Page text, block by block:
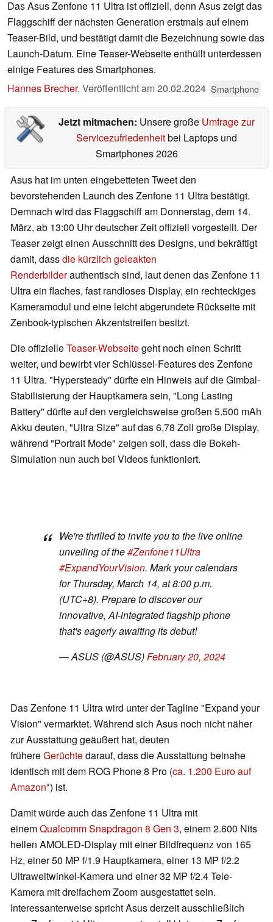
Das Asus Zenfone 11 Ultra ist offiziell, denn Asus zeigt das
Flaggschiff der nächsten Generation erstmals auf einem
Teaser-Bild, und bestätigt damit die Bezeichnung sowie das
Launch-Datum. Eine Teaser-Webseite enthüllt unterdessen
einige Features des Smartphones.
Hannes Brecher, Veröffentlicht am20.02.2024 Smartphone
Jetzt mitmachen: Unsere große Umfrage zur
Servicezufriedenheitbei Laptops und
Smartphones 2026
Asus hat im unten eingebetteten Tweet den
bevorstehenden Launch des Zenfone 11 Ultra bestätigt.
Demnach wird das Flaggschiff am Donnerstag, dem 14.
März, ab 13:00 Uhr deutscher Zeit offiziell vorgestellt. Der
Teaser zeigt einen Ausschnitt des Designs, und bekräftigt
damit, dassdie kürzlich geleakten
Renderbilderauthentisch sind, laut denen das Zenfone 11
Ultra ein flaches, fast randloses Display, ein rechteckiges
Kameramodul und eine leicht abgerundete Rückseite mit
Zenbook-typischen Akzentstreifen besitzt.
Die offizielleTeaser-Webseitegeht noch einen Schritt
weiter, und bewirbt vier Schlüssel-Features des Zenfone
11 Ultra. "Hypersteady" dürfte ein Hinweis auf die Gimbal-
Stabilisierung der Hauptkamera sein, "Long Lasting
Battery" dürfte auf den vergleichsweise großen 5.500 mAh
Akku deuten, "Ultra Size" auf das 6,78 Zoll große Display,
während "Portrait Mode" zeigen soll, dass die Bokeh-
Simulation nun auch bei Videos funktioniert.
We're thrilled to invite you to the live online
unveiling of the#Zenfone11Ultra
#ExpandYourVision. Mark your calendars
for Thursday, March 14, at 8:00 p.m.
(UTC+8). Prepare to discover our
innovative, AI-integrated flagship phone
that's eagerly awaiting its debut!
— ASUS (@ASUS)February 20, 2024
Das Zenfone 11 Ultra wird unter der Tagline "Expand your
Vision" vermarktet. Während sich Asus noch nicht näher
zur Ausstattung geäußert hat, deuten
frühereGerüchtedarauf, dass die Ausstattung beinahe
identisch mit dem ROG Phone 8 Pro (ca. 1.200 Euro auf
Amazon ) ist.
Damit würde auch das Zenfone 11 Ultra mit
einemQualcomm Snapdragon 8 Gen 3, einem 2.600 Nits
hellen AMOLED-Display mit einer Bildfrequenz von 165
Hz, einer 50 MP f/1.9 Hauptkamera, einer 13 MP f/2.2
Ultraweitwinkel-Kamera und einer 32 MP f/2.4 Tele-
Kamera mit dreifachem Zoom ausgestattet sein.
Interessanterweise spricht Asus derzeit ausschließlich